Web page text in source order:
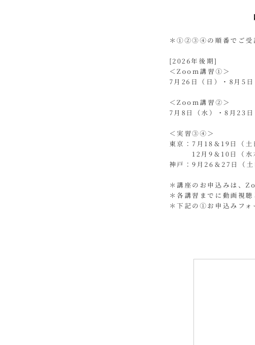
＊①②③④の順番でご受
​[2026年後期]
＜Zoom講習①＞
7月26日（日）・8月5
＜Zoom講習②＞
7月8日（水）・8月23
＜実習③④＞
東京：7月18＆19日（
12月9＆10日（水木
神戸：9月26＆27日（土
＊講座のお申込みは、
＊各講習までに動画視
＊下記の①お申込みフ